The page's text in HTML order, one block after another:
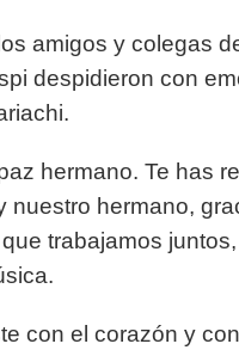
amigos y colegas
despidieron con
hermano. Te has
nuestro hermano,
trabajamos
con el corazón y